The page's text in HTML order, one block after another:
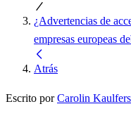
¿Advertencias de
empresas europeas
Atrás
Escrito porCarolin